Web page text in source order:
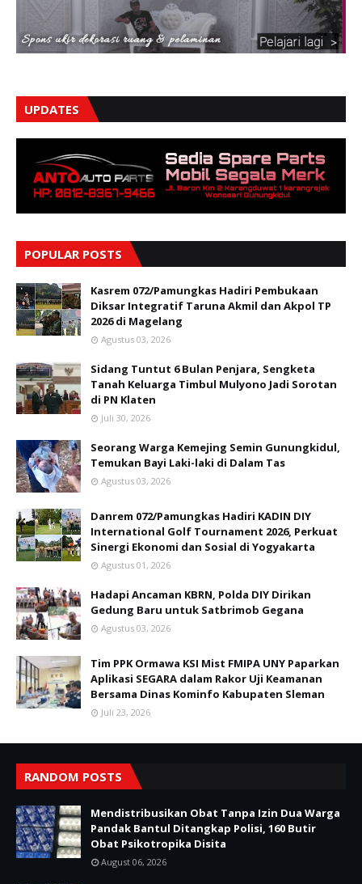
UPDATES
POPULAR POSTS
Kasrem 072/Pamungkas Hadiri Pembukaan
Diksar Integratif Taruna Akmil dan Akpol TP
2026 di Magelang
Agustus 03, 2026
Sidang Tuntut 6 Bulan Penjara, Sengketa
Tanah Keluarga Timbul Mulyono Jadi Sorotan
di PN Klaten
Juli 30, 2026
Seorang Warga Kemejing Semin Gunungkidul,
Temukan Bayi Laki-laki di Dalam Tas
Agustus 03, 2026
Danrem 072/Pamungkas Hadiri KADIN DIY
International Golf Tournament 2026, Perkuat
Sinergi Ekonomi dan Sosial di Yogyakarta
Agustus 01, 2026
Hadapi Ancaman KBRN, Polda DIY Dirikan
Gedung Baru untuk Satbrimob Gegana
Agustus 03, 2026
Tim PPK Ormawa KSI Mist FMIPA UNY Paparkan
Aplikasi SEGARA dalam Rakor Uji Keamanan
Bersama Dinas Kominfo Kabupaten Sleman
Juli 23, 2026
RANDOM POSTS
Mendistribusikan Obat Tanpa Izin Dua Warga
Pandak Bantul Ditangkap Polisi, 160 Butir
Obat Psikotropika Disita
August 06, 2026